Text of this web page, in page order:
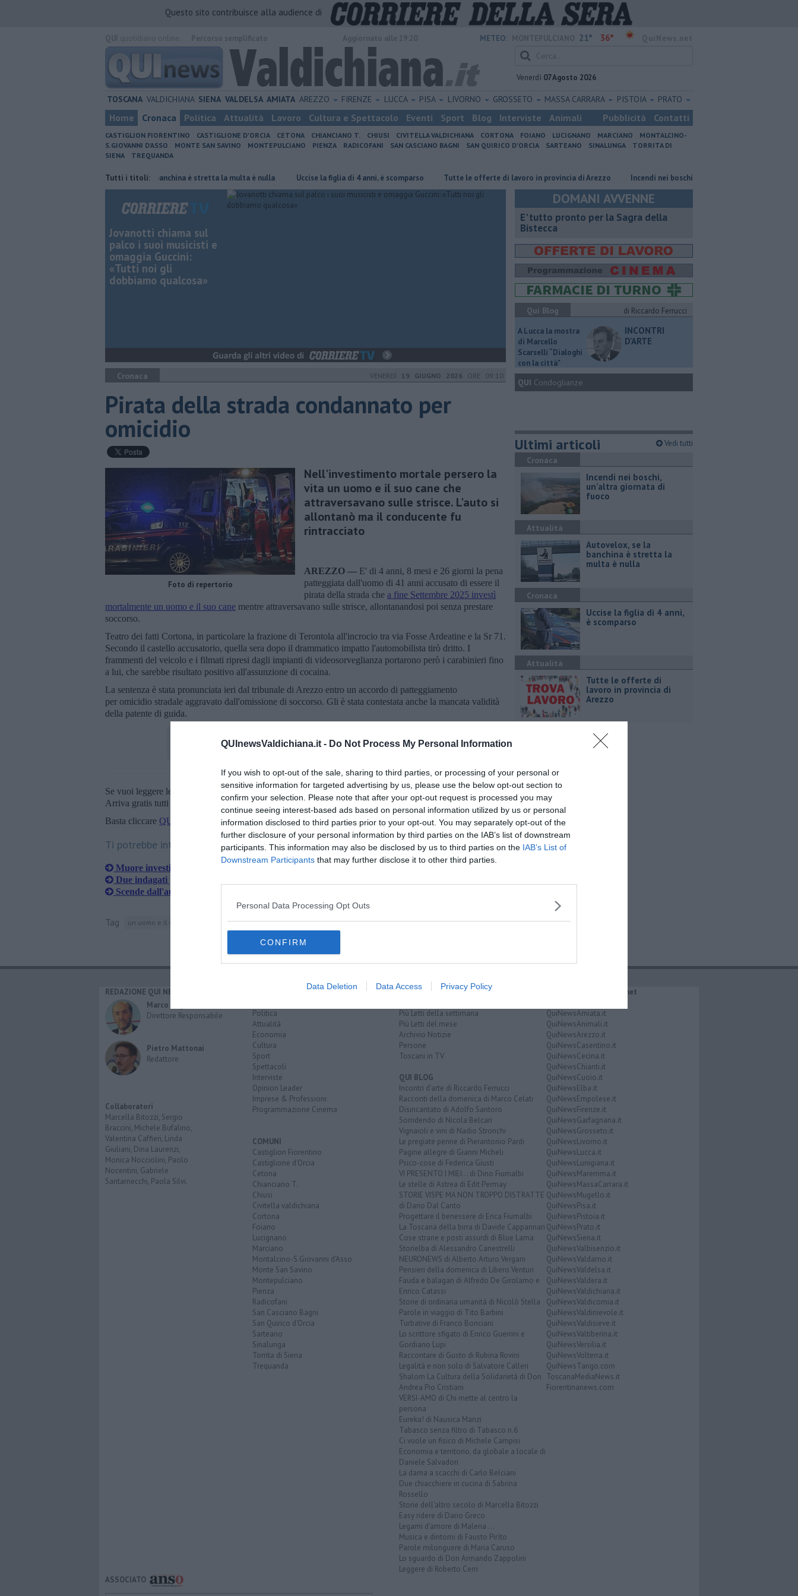
QUInewsValdichiana.it - Do Not Process My Personal Information
If you wish to opt-out of the sale, sharing to third parties, or processing of your personal or
sensitive information for targeted advertising by us, please use the below opt-out section to
confirm your selection. Please note that after your opt-out request is processed you may
continue seeing interest-based ads based on personal information utilized by us or personal
information disclosed to third parties prior to your opt-out. You may separately opt-out of the
further disclosure of your personal information by third parties on the IAB’s list of downstream
participants. This information may also be disclosed by us to third parties on the IAB’s List of
Downstream Participants that may further disclose it to other third parties.
Personal Data Processing Opt Outs
CONFIRM
Data Deletion Data Access Privacy Policy
Questo sito contribuisce alla audience di
METEO: 21° 36°
Venerdì 07 Agosto 2026
TOSCANA VALDICHIANA SIENA VALDELSA AMIATA AREZZO FIRENZE LUCCA PISA LIVORNO GROSSETO MASSA CARRARA PISTOIA PRATO
Home Cronaca Politica Attualità Lavoro Cultura e Spettacolo Eventi Sport Blog Interviste Animali Pubblicità Contatti
CASTIGLION FIORENTINO CASTIGLIONE D'ORCIA CETONA CHIANCIANO T. CHIUSI CIVITELLA VALDICHIANA CORTONA FOIANO LUCIGNANO MARCIANO
MONTALCINO-
S.GIOVANNI D'ASSO
MONTE SAN SAVINO MONTEPULCIANO PIENZA RADICOFANI SAN CASCIANO BAGNI SAN QUIRICO D'ORCIA SARTEANO SINALUNGA
TORRITA DI
SIENA
TREQUANDA
Tutti i titoli:
Autovelox, se la banchina è stretta la multa è nulla Uccise la figlia di 4 anni, è scomparso ​Tutte le offerte di lavoro in provincia di Arezzo Incendi nei boschi, un'altra giornata di fuoco
Jovanotti chiama sul
palco i suoi musicisti e
omaggia Guccini:
«Tutti noi gli
dobbiamo qualcosa»
Cronaca VENERDÌ 19 GIUGNO 2026 ORE 09:10
Pirata della strada condannato per
omicidio
Foto di repertorio
Nell'investimento mortale persero la
vita un uomo e il suo cane che
attraversavano sulle strisce. L'auto si
allontanò ma il conducente fu
rintracciato
AREZZO — E' di 4 anni, 8 mesi e 26 giorni la pena
patteggiata dall'uomo di 41 anni accusato di essere il
pirata della strada che a fine Settembre 2025 investì
mortalmente un uomo e il suo cane mentre attraversavano sulle strisce, allontanandosi poi senza prestare
soccorso.
Teatro dei fatti Cortona, in particolare la frazione di Terontola all'incrocio tra via Fosse Ardeatine e la Sr 71.
Secondo il castello accusatorio, quella sera dopo il drammatico impatto l'automobilista tirò dritto. I
frammenti del veicolo e i filmati ripresi dagli impianti di videosorveglianza portarono però i carabinieri fino
a lui, che sarebbe risultato positivo all'assunzione di cocaina.
La sentenza è stata pronunciata ieri dal tribunale di Arezzo entro un accordo di patteggiamento
per omicidio stradale aggravato dall'omissione di soccorso. Gli è stata contestata anche la mancata validità
della patente di guida.
Se vuoi leggere le notizie principali della Toscana iscriviti allaNewsletter QUInews - ToscanaMedia.
Arriva gratis tutti i giorni alle 20:00 direttamente nella tua casella di posta.
Basta cliccare QUI
Ti potrebbe interessare anche:
Muore investito mentre porta a spasso il cane
Due indagati per l'investimento mortale sul viadotto
Scende dall'auto col cane e un'auto la travolge
Tag un uomo e il suo cane cocaina arezzo
DOMANI AVVENNE
E' tutto pronto per la Sagra della
Bistecca
Qui Blog
di Riccardo Ferrucci
A Lucca la mostra
di Marcello
Scarselli “Dialoghi
con la città"
INCONTRI
D'ARTE
QUI Condoglianze
Ultimi articoli Vedi tutti
Cronaca
Incendi nei boschi,
un'altra giornata di
fuoco
Attualità
Autovelox, se la
banchina è stretta la
multa è nulla
Cronaca
Uccise la figlia di 4 anni,
è scomparso
Attualità
​Tutte le offerte di
lavoro in provincia di
Arezzo
REDAZIONE QUI NEWS
Marco Migli
Direttore Responsabile
Pietro Mattonai
Redattore
Collaboratori
Marcella Bitozzi, Sergio
Braccini, Michele Bufalino,
Valentina Caffieri, Linda
Giuliani, Dina Laurenzi,
Monica Nocciolini, Paolo
Nocentini, Gabriele
Santarnecchi, Paola Silvi.
Politica
Attualità
Economia
Cultura
Sport
Spettacoli
Interviste
Opinion Leader
Imprese & Professioni
Programmazione Cinema
COMUNI
Castiglion Fiorentino
Castiglione d'Orcia
Cetona
Chianciano T.
Chiusi
Civitella valdichiana
Cortona
Foiano
Lucignano
Marciano
Montalcino-S.Giovanni d'Asso
Monte San Savino
Montepulciano
Pienza
Radicofani
San Casciano Bagni
San Quirico d'Orcia
Sarteano
Sinalunga
Torrita di Siena
Trequanda
RUBRICHE
Più Letti della settimana
Più Letti del mese
Archivio Notizie
Persone
Toscani in TV
QUI BLOG
Incontri d'arte di Riccardo Ferrucci
Racconti della domenica di Marco Celati
Disincantato di Adolfo Santoro
Sorridendo di Nicola Belcari
Vignaioli e vini di Nadio Stronchi
Le pregiate penne di Pierantonio Pardi
Pagine allegre di Gianni Micheli
Psico-cose di Federica Giusti
VI PRESENTO I MIEI... di Dino Fiumalbi
Le stelle di Astrea di Edit Permay
STORIE VISPE MA NON TROPPO DISTRATTE
di Dario Dal Canto
Progettare il benessere di Erica Fiumalbi
La Toscana della birra di Davide Cappannari
Cose strane e posti assurdi di Blue Lama
Storielba di Alessandro Canestrelli
NEURONEWS di Alberto Arturo Vergani
Pensieri della domenica di Libero Venturi
Fauda e balagan di Alfredo De Girolamo e
Enrico Catassi
Storie di ordinaria umanità di Nicolò Stella
Parole in viaggio di Tito Barbini
Turbative di Franco Bonciani
Lo scrittore sfigato di Enrico Guerrini e
Gordiano Lupi
Raccontare di Gusto di Rubina Rovini
Legalità e non solo di Salvatore Calleri
Shalom La Cultura della Solidarietà di Don
Andrea Pio Cristiani
VERSI-AMO di Chi mette al centro la
persona
Eureka! di Nausica Manzi
Tabasco senza filtro di Tabasco n.6
Ci vuole un fisico di Michele Campisi
Economia e territorio, da globale a locale di
Daniele Salvadori
La dama a scacchi di Carlo Belciani
Due chiacchiere in cucina di Sabrina
Rossello
Storie dell'altro secolo di Marcella Bitozzi
Easy ridere di Dario Greco
Legami d'amore di Malena ...
Musica e dintorni di Fausto Pirìto
Parole milonguere di Maria Caruso
Lo sguardo di Don Armando Zappolini
Leggere di Roberto Cerri
IL NETWORK QuiNews.net
QuiNewsAmiata.it
QuiNewsAnimali.it
QuiNewsArezzo.it
QuiNewsCasentino.it
QuiNewsCecina.it
QuiNewsChianti.it
QuiNewsCuoio.it
QuiNewsElba.it
QuiNewsEmpolese.it
QuiNewsFirenze.it
QuiNewsGarfagnana.it
QuiNewsGrosseto.it
QuiNewsLivorno.it
QuiNewsLucca.it
QuiNewsLunigiana.it
QuiNewsMaremma.it
QuiNewsMassaCarrara.it
QuiNewsMugello.it
QuiNewsPisa.it
QuiNewsPistoia.it
QuiNewsPrato.it
QuiNewsSiena.it
QuiNewsValbisenzio.it
QuiNewsValdarno.it
QuiNewsValdelsa.it
QuiNewsValdera.it
QuiNewsValdichiana.it
QuiNewsValdicornia.it
QuiNewsValdinievole.it
QuiNewsValdisieve.it
QuiNewsValtiberina.it
QuiNewsVersilia.it
QuiNewsVolterra.it
QuiNewsTango.com
ToscanaMediaNews.it
Fiorentinanews.com
ASSOCIATO